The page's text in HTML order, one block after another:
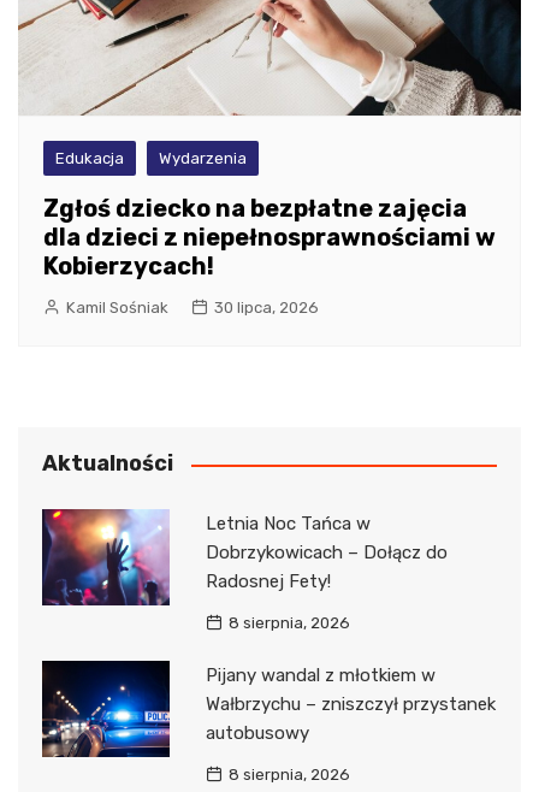
Edukacja Wydarzenia
Zgłoś dziecko na bezpłatne zajęcia
dla dzieci z niepełnosprawnościami w
Kobierzycach!
Kamil Sośniak 30 lipca, 2026
Aktualności
Letnia Noc Tańca w
Dobrzykowicach – Dołącz do
Radosnej Fety!
8 sierpnia, 2026
Pijany wandal z młotkiem w
Wałbrzychu – zniszczył przystanek
autobusowy
8 sierpnia, 2026